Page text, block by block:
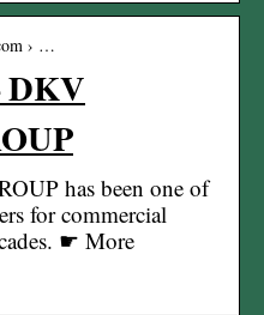
› …
DKV
has been one of
for commercial
☛ More